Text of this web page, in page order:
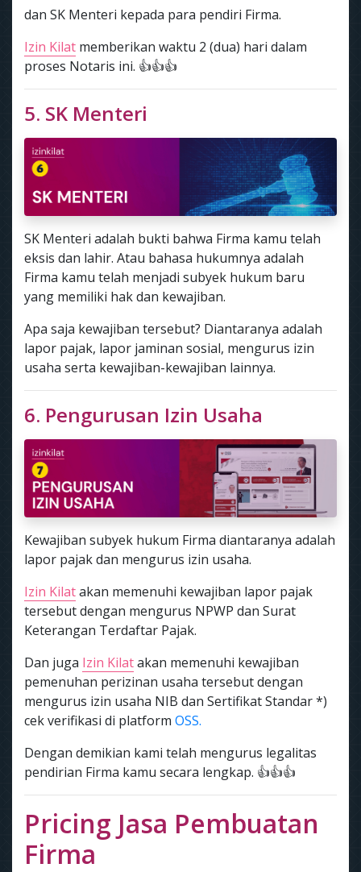
dan SK Menteri kepada para pendiri Firma.
Izin Kilat memberikan waktu 2 (dua) hari dalam
proses Notaris ini. 👍👍👍
5. SK Menteri
SK Menteri adalah bukti bahwa Firma kamu telah
eksis dan lahir. Atau bahasa hukumnya adalah
Firma kamu telah menjadi subyek hukum baru
yang memiliki hak dan kewajiban.
Apa saja kewajiban tersebut? Diantaranya adalah
lapor pajak, lapor jaminan sosial, mengurus izin
usaha serta kewajiban-kewajiban lainnya.
6. Pengurusan Izin Usaha
Kewajiban subyek hukum Firma diantaranya adalah
lapor pajak dan mengurus izin usaha.
Izin Kilatakan memenuhi kewajiban lapor pajak
tersebut dengan mengurus NPWP dan Surat
Keterangan Terdaftar Pajak.
Dan juga Izin Kilatakan memenuhi kewajiban
pemenuhan perizinan usaha tersebut dengan
mengurus izin usaha NIB dan Sertifikat Standar *)
cek verifikasi di platform OSS.
Dengan demikian kami telah mengurus legalitas
pendirian Firma kamu secara lengkap. 👍👍👍
Pricing Jasa Pembuatan
Firma